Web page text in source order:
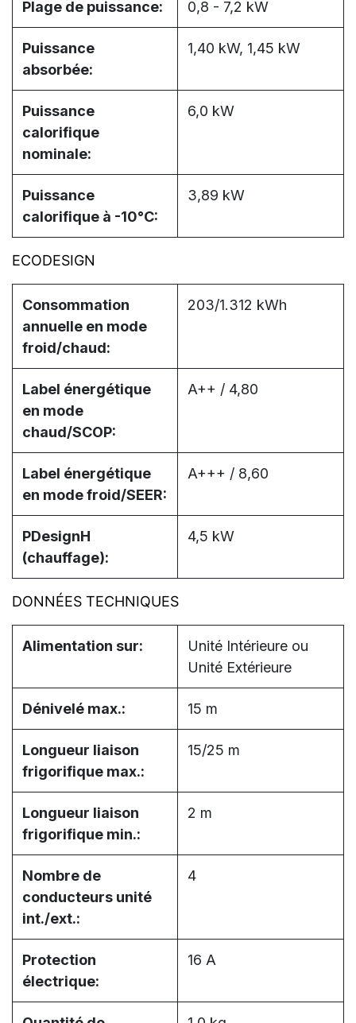
Plage de puissance: 0,8 - 7,2 kW
Puissance
absorbée:
1,40 kW, 1,45 kW
Puissance
calorifique
nominale:
6,0 kW
Puissance
calorifique à -10°C:
3,89 kW
ECODESIGN
Consommation
annuelle en mode
froid/chaud:
203/1.312 kWh
Label énergétique
en mode
chaud/SCOP:
A++ / 4,80
Label énergétique
en mode froid/SEER:
A+++ / 8,60
PDesignH
(chauffage):
4,5 kW
DONNÉES TECHNIQUES
Alimentation sur:
Unité Intérieure ou
Unité Extérieure
Dénivelé max.: 15 m
Longueur liaison
frigorifique max.:
15/25 m
Longueur liaison
frigorifique min.:
2 m
Nombre de
conducteurs unité
int./ext.:
4
Protection
électrique:
16 A